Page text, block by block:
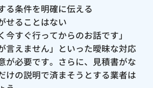
る条件を明確に伝える
せることはない
今すぐ行ってからのお話です」
言えません」といった曖昧な対応
が必要です。さらに、見積書がな
けの説明で済まそうとする業者は